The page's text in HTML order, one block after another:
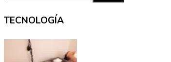
TECNOLOGÍA